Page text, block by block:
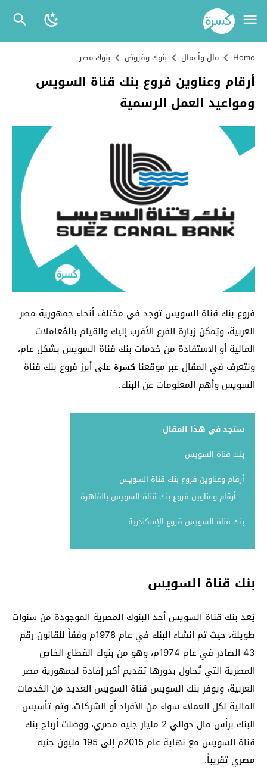
Home مال وأعمال بنوك وقروض بنوك مصر
أرقام وعناوين فروع بنك قناة السويس
ومواعيد العمل الرسمية
فروع بنك قناة السويس توجد في مختلف أنحاء جمهورية مصر
العربية، ويُمكن زيارة الفرع الأقرب إليك والقيام بالمُعاملات
المالية أو الاستفادة من خدمات بنك قناة السويس بشكل عام،
ونتعرف في المقال عبر موقعنا كسرة على أبرز فروع بنك قناة
السويس وأهم المعلومات عن البنك.
ستجد في هذا المقال
بنك قناة السويس
أرقام وعناوين فروع بنك قناة السويس
أرقام وعناوين فروع بنك قناة السويس بالقاهرة
بنك قناة السويس فروع الإسكندرية
بنك قناة السويس
يُعد بنك قناة السويس أحد البنوك المصرية الموجودة من سنوات
طويلة، حيث تم إنشاء البنك في عام 1978م وفقاً للقانون رقم
43 الصادر في عام 1974م، وهو من بنوك القطاع الخاص
المصرية التي تُحاول بدورها تقديم أكبر إفادة لجمهورية مصر
العربية، ويوفر بنك السويس قناة السويس العديد من الخدمات
المالية لكل العملاء سواء من الأفراد أو الشركات، وتم تأسيس
البنك برأس مال حوالي 2 مليار جنيه مصري، ووصلت أرباح بنك
قناة السويس مع نهاية عام 2015م إلى 195 مليون جنيه
مصري تقريباً.